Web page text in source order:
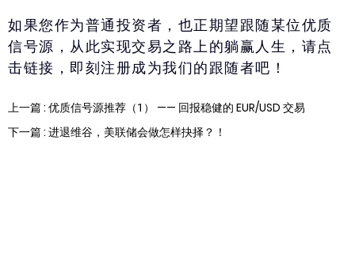
如果您作为普通投资者，也正期望跟随某位优质
信号源，从此实现交易之路上的躺赢人生，请点
击链接，即刻注册成为我们的跟随者吧！
上一篇 : 优质信号源推荐（1） —— 回报稳健的 EUR/USD 交易
下一篇 : 进退维谷，美联储会做怎样抉择？！